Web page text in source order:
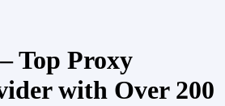
Top Proxy
with Over 200